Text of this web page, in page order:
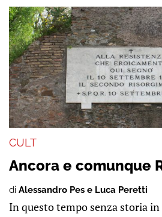
CULT
Ancora e comunque
di Alessandro Pes e Luca Peretti
In questo tempo senza storia